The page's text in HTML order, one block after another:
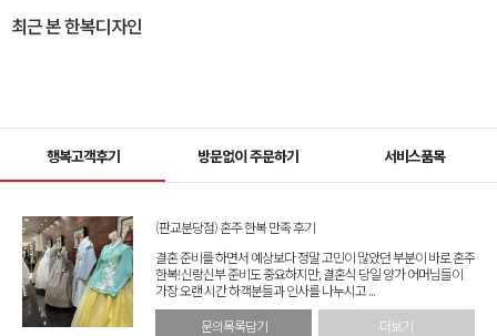
최근 본 한복디자인
행복고객후기 방문없이 주문하기 서비스품목
(판교분당점) 혼주 한복 만족 후기
결혼 준비를 하면서 예상보다 정말 고민이 많았던 부분이 바로 혼주
한복!신랑신부 준비도 중요하지만, 결혼식 당일 양가 어머님들이
가장 오랜 시간 하객분들과 인사를 나누시고 ...
문의목록담기
더보기